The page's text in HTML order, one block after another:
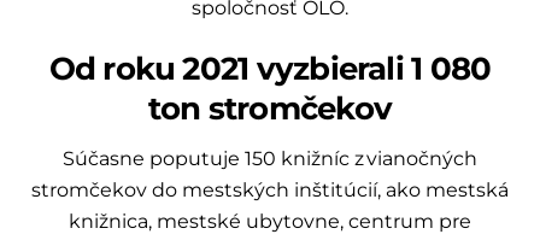
spoločnosť OLO.
Od roku 2021 vyzbierali 1 080
ton stromčekov
Súčasne poputuje 150 knižníc z vianočných
stromčekov do mestských inštitúcií, ako mestská
knižnica, mestské ubytovne, centrum pre